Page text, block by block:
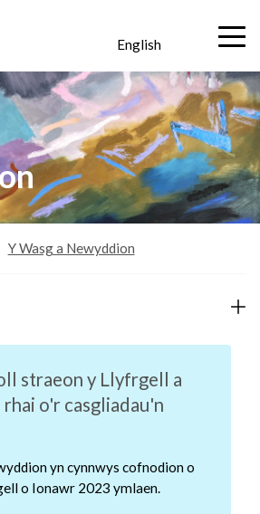
English
Y Wasg a Newyddion
straeon y Llyfrgell a
o'r casgliadau'n
yn cynnwys cofnodion o
o Ionawr 2023 ymlaen.